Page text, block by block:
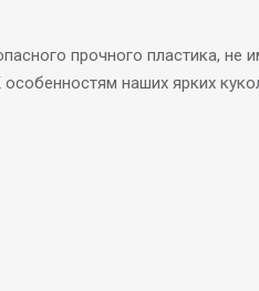
прочного пластика, не
наших ярких